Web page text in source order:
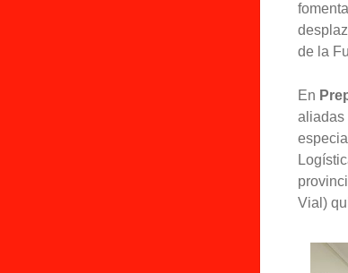
de la
En
aliadas
Vial)